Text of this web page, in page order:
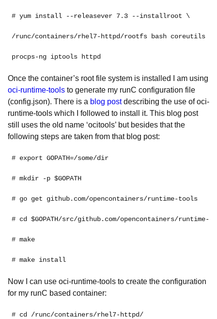
# yum install --releasever 7.3 --installroot \
/runc/containers/rhel7-httpd/rootfs bash coreutils \
procps-ng iptools httpd
Once the container’s root file system is installed I am using
oci-runtime-tools to generate my runC configuration file
(config.json). There is a blog postdescribing the use of oci-
runtime-tools which I followed to install it. This blog post
still uses the old name ‘ocitools’ but besides that the
following steps are taken from that blog post:
# export GOPATH=/some/dir
# mkdir -p $GOPATH
# go get github.com/opencontainers/runtime-tools
# cd $GOPATH/src/github.com/opencontainers/runtime-
# make
# make install
Now I can use oci-runtime-tools to create the configuration
for my runC based container:
# cd /runc/containers/rhel7-httpd/